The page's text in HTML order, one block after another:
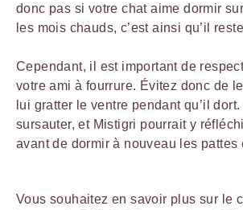
donc pas si votre chat aime dormir
les mois chauds, c’est ainsi qu’il
Cependant, il est important de
votre ami à fourrure. Évitez donc de
lui gratter le ventre pendant qu’il
sursauter, et Mistigri pourrait y
avant de dormir à nouveau les pattes
Vous souhaitez en savoir plus sur le